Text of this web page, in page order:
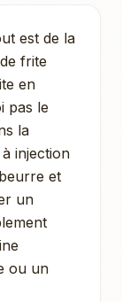
est de la
frite
en
pas le
la
injection
et
un
ou un